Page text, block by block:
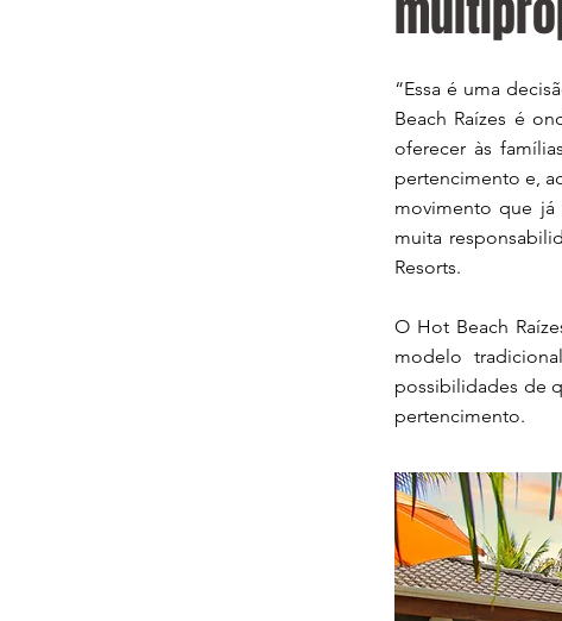
“Essa é uma
Beach Raízes é
oferecer às
pertencimento e,
movimento que
muita
Resorts.
O Hot Beach
modelo
possibilidades de
pertencimento.